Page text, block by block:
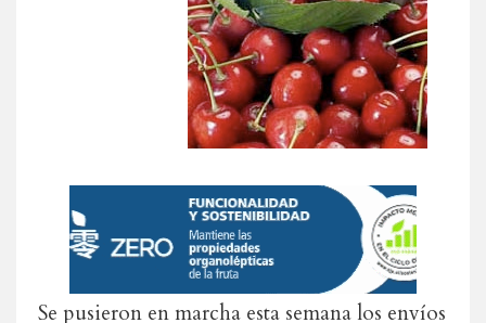
Se pusieron en marcha esta semana los envíos